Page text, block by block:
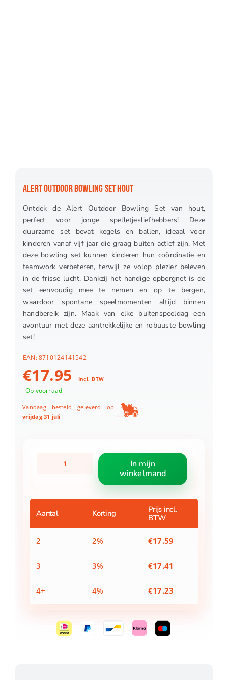
ALERT OUTDOOR BOWLING SET HOUT
Ontdek de Alert Outdoor Bowling Set van hout,
perfect voor jonge spelletjesliefhebbers! Deze
duurzame set bevat kegels en ballen, ideaal voor
kinderen vanaf vijf jaar die graag buiten actief zijn. Met
deze bowling set kunnen kinderen hun coördinatie en
teamwork verbeteren, terwijl ze volop plezier beleven
in de frisse lucht. Dankzij het handige opbergnet is de
set eenvoudig mee te nemen en op te bergen,
waardoor spontane speelmomenten altijd binnen
handbereik zijn. Maak van elke buitenspeeldag een
avontuur met deze aantrekkelijke en robuuste bowling
set!
EAN:8710124141542
€17.95 Incl. BTW
Op voorraad
Vandaag besteld geleverd op
vrijdag 31 juli
Outdoor
Hout
In mijn
winkelmand
Aantal Korting
Prijs incl.
BTW
2 2% €17.59
3 3% €17.41
4+ 4% €17.23